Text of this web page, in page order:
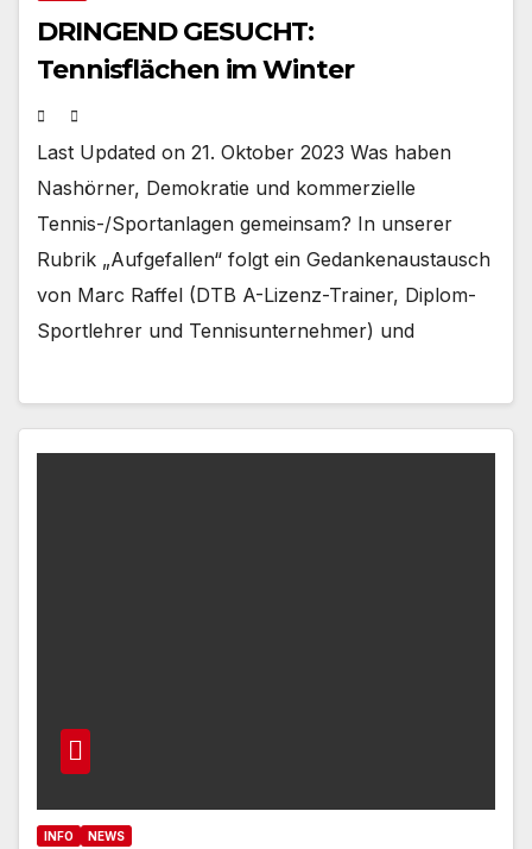
DRINGEND GESUCHT:
Tennisflächen im Winter
Last Updated on 21. Oktober 2023 Was haben
Nashörner, Demokratie und kommerzielle
Tennis-/Sportanlagen gemeinsam? In unserer
Rubrik „Aufgefallen“ folgt ein Gedankenaustausch
von Marc Raffel (DTB A-Lizenz-Trainer, Diplom-
Sportlehrer und Tennisunternehmer) und
INFO NEWS